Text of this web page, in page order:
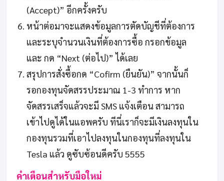
(Accept)” อีกครั้งครับ
หน้าต่อมาจะแสดงข้อมูลการตัดบัญชีที่ต้องการ
และระบุจำนวนเงินที่ต้องการซื้อ กรอกข้อมูล
และ กด “Next (ต่อไป)” ได้เลย
สรุปการสั่งซื้อกด “Cofirm (ยืนยัน)” จากนั้นก็
รอกองทุนจัดสรรประมาณ 1-3 ทำการ หาก
จัดสรรเสร็จแล้วจะมี SMS แจ้งเตือน สามารถ
เข้าไปดูได้ในแอพครับ ทีนี่เราก็จะมีเงินลงทุนใน
กองทุนรวมที่เอาไปลงทุนในกองทุนที่ลงทุนใน
Tesla แล้ว ดูซับซ้อนดีครับ 5555
คำเตือนสำหรับมือใหม่